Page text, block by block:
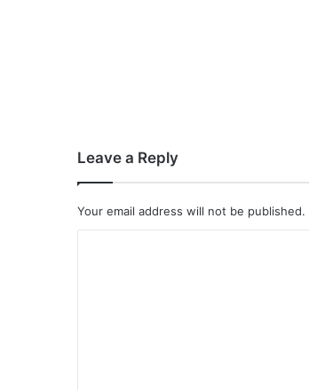
Leave a Reply
Your email address will not be published.